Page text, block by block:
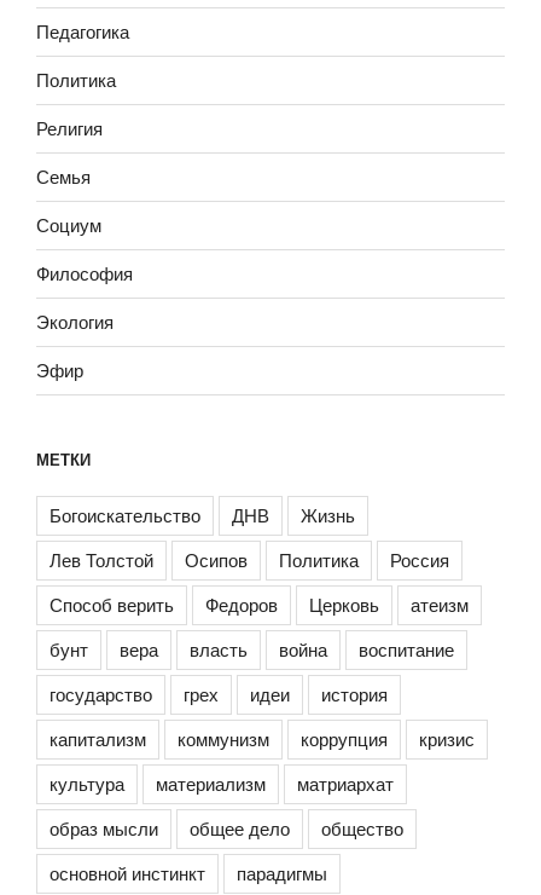
Педагогика
Политика
Религия
Семья
Социум
Философия
Экология
Эфир
МЕТКИ
Богоискательство ДНВ
Жизнь
Лев Толстой
Осипов Политика
Россия
Способ верить
Федоров Церковь
атеизм
бунт
вера власть война
воспитание
государство
грех идеи
история
капитализм
коммунизм коррупция
кризис
культура
материализм
матриархат
образ мысли
общее дело
общество
основной инстинкт
парадигмы